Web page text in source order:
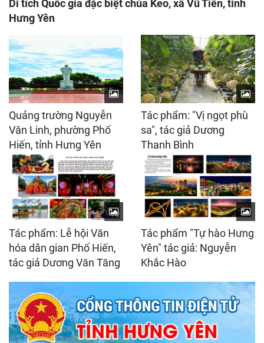
Di tích Quốc gia đặc biệt chùa Keo, xã Vũ Tiên, tỉnh
Hưng Yên
Quảng trường Nguyễn
Văn Linh, phường Phố
Hiến, tỉnh Hưng Yên
Tác phẩm: "Vị ngọt phù
sa", tác giả Dương
Thanh Bình
Tác phẩm: Lễ hội Văn
hóa dân gian Phố Hiến,
tác giả Dương Văn Tăng
Tác phẩm "Tự hào Hưng
Yên" tác giả: Nguyễn
Khắc Hào